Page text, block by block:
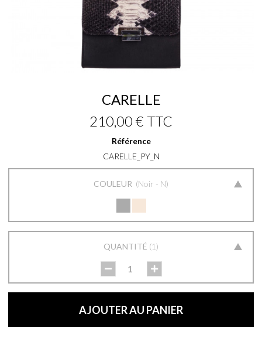
CARELLE
210,00 € TTC
Référence
CARELLE_PY_N
COULEUR Noir - N
QUANTITÉ 1
AJOUTER AU PANIER